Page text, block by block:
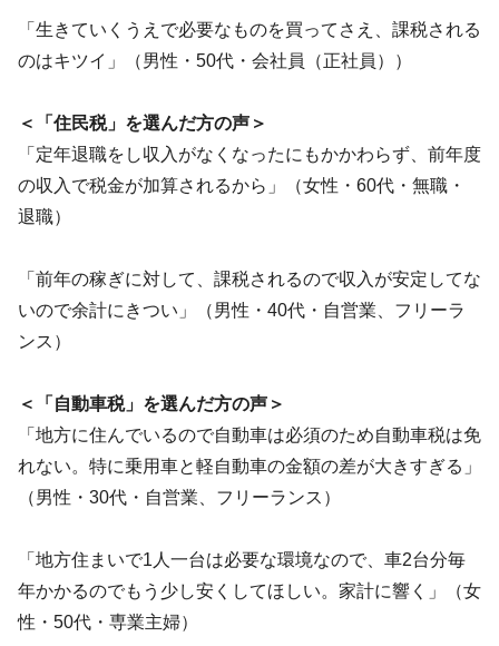
「生きていくうえで必要なものを買ってさえ、課税される
のはキツイ」（男性・50代・会社員（正社員））
＜「住民税」を選んだ方の声＞
「定年退職をし収入がなくなったにもかかわらず、前年度
の収入で税金が加算されるから」（女性・60代・無職・
退職）
「前年の稼ぎに対して、課税されるので収入が安定してな
いので余計にきつい」（男性・40代・自営業、フリーラ
ンス）
＜「自動車税」を選んだ方の声＞
「地方に住んでいるので自動車は必須のため自動車税は免
れない。特に乗用車と軽自動車の金額の差が大きすぎる」
（男性・30代・自営業、フリーランス）
「地方住まいで1人一台は必要な環境なので、車2台分毎
年かかるのでもう少し安くしてほしい。家計に響く」（女
性・50代・専業主婦）